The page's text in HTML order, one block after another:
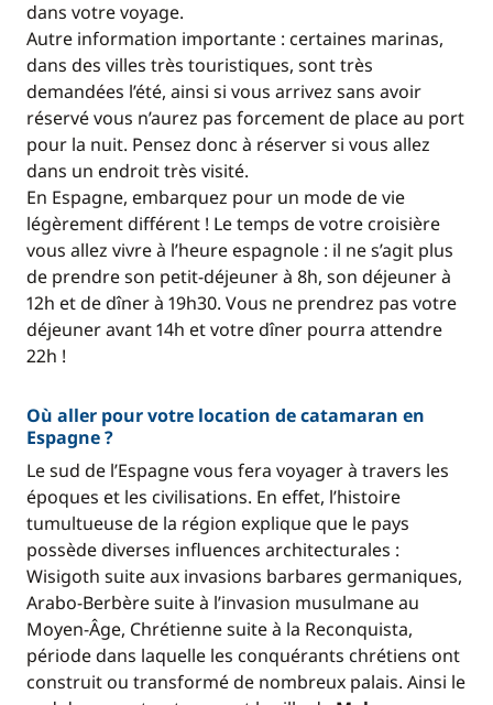
dans votre voyage.
Autre information importante : certaines marinas,
dans des villes très touristiques, sont très
demandées l’été, ainsi si vous arrivez sans avoir
réservé vous n’aurez pas forcement de place au port
pour la nuit. Pensez donc à réserver si vous allez
dans un endroit très visité.
En Espagne, embarquez pour un mode de vie
légèrement différent ! Le temps de votre croisière
vous allez vivre à l’heure espagnole : il ne s’agit plus
de prendre son petit-déjeuner à 8h, son déjeuner à
12h et de dîner à 19h30. Vous ne prendrez pas votre
déjeuner avant 14h et votre dîner pourra attendre
22h !
Où aller pour votre location de catamaran en
Espagne ?
Le sud de l’Espagne vous fera voyager à travers les
époques et les civilisations. En effet, l’histoire
tumultueuse de la région explique que le pays
possède diverses influences architecturales :
Wisigoth suite aux invasions barbares germaniques,
Arabo-Berbère suite à l’invasion musulmane au
Moyen-Âge, Chrétienne suite à la Reconquista,
période dans laquelle les conquérants chrétiens ont
construit ou transformé de nombreux palais. Ainsi le